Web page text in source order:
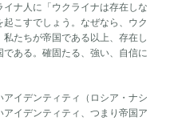
ナ人に「ウクライナは存在しな
こすでしょう。なぜなら、ウク
たちが帝国である以上、存在し
ある。確固たる、強い、自信に
イデンティティ（ロシア・ナシ
イデンティティ、つまり帝国ア